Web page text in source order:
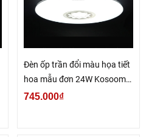
Đèn ốp trần đổi màu họa tiết
hoa mẫu đơn 24W Kosoom
OP-KS-TD-24-DM
745.000₫